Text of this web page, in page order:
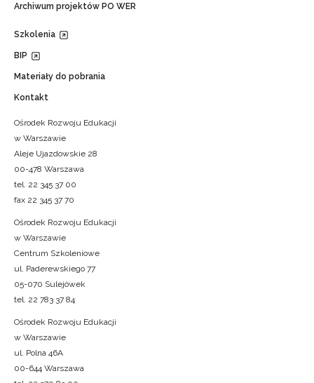
Archiwum projektów PO WER
Szkolenia
BIP
Materiały do pobrania
Kontakt
Ośrodek Rozwoju Edukacji
w Warszawie
Aleje Ujazdowskie 28
00-478 Warszawa
tel. 22 345 37 00
fax 22 345 37 70
Ośrodek Rozwoju Edukacji
w Warszawie
Centrum Szkoleniowe
ul. Paderewskiego 77
05-070 Sulejówek
tel. 22 783 37 84
Ośrodek Rozwoju Edukacji
w Warszawie
ul. Polna 46A
00-644 Warszawa